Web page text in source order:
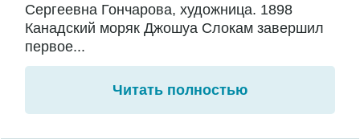
Сергеевна Гончарова, художница. 1898
Канадский моряк Джошуа Слокам завершил
первое...
Читать полностью